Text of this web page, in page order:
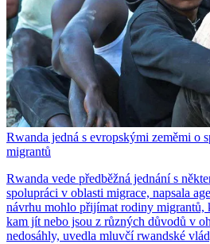
Rwanda jedná s evropskými zeměmi o
migrantů
Rwanda vede předběžná jednání s
spolupráci v oblasti migrace, napsala
návrhu mohlo přijímat rodiny migrantů,
kam jít nebo jsou z různých důvodů v
nedosáhly, uvedla mluvčí rwandské